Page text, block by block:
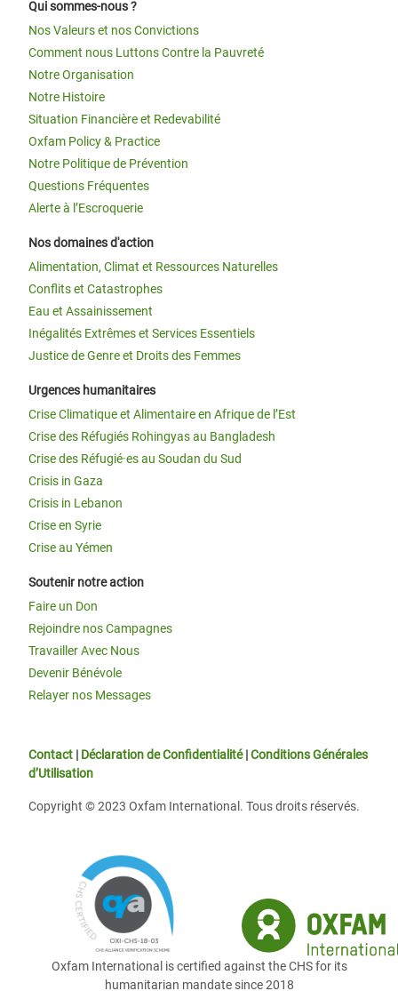
Qui sommes-nous ?
Nos Valeurs et nos Convictions
Comment nous Luttons Contre la Pauvreté
Notre Organisation
Notre Histoire
Situation Financière et Redevabilité
Oxfam Policy & Practice
Notre Politique de Prévention
Questions Fréquentes
Alerte à l’Escroquerie
Nos domaines d'action
Alimentation, Climat et Ressources Naturelles
Conflits et Catastrophes
Eau et Assainissement
Inégalités Extrêmes et Services Essentiels
Justice de Genre et Droits des Femmes
Urgences humanitaires
Crise Climatique et Alimentaire en Afrique de l’Est
Crise des Réfugiés Rohingyas au Bangladesh
Crise des Réfugié·es au Soudan du Sud
Crisis in Gaza
Crisis in Lebanon
Crise en Syrie
Crise au Yémen
Soutenir notre action
Faire un Don
Rejoindre nos Campagnes
Travailler Avec Nous
Devenir Bénévole
Relayer nos Messages
Contact | Déclaration de Confidentialité|Conditions Générales
d’Utilisation
Copyright © 2023 Oxfam International. Tous droits réservés.
Oxfam International is certified against the CHS for its
humanitarian mandate since 2018